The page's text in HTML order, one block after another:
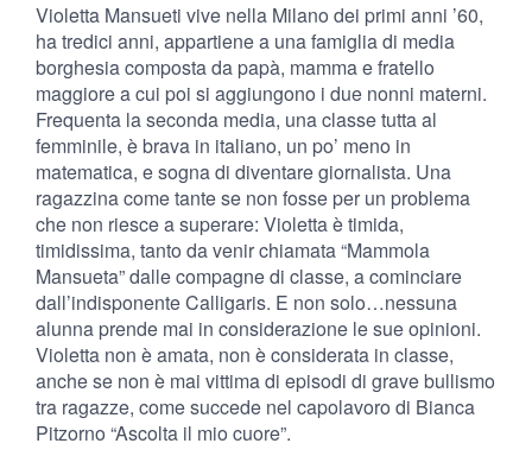
Violetta Mansueti vive nella Milano dei primi anni ’60,
ha tredici anni, appartiene a una famiglia di media
borghesia composta da papà, mamma e fratello
maggiore a cui poi si aggiungono i due nonni materni.
Frequenta la seconda media, una classe tutta al
femminile, è brava in italiano, un po’ meno in
matematica, e sogna di diventare giornalista. Una
ragazzina come tante se non fosse per un problema
che non riesce a superare: Violetta è timida,
timidissima, tanto da venir chiamata “Mammola
Mansueta” dalle compagne di classe, a cominciare
dall’indisponente Calligaris. E non solo…nessuna
alunna prende mai in considerazione le sue opinioni.
Violetta non è amata, non è considerata in classe,
anche se non è mai vittima di episodi di grave bullismo
tra ragazze, come succede nel capolavoro di Bianca
Pitzorno “Ascolta il mio cuore”.